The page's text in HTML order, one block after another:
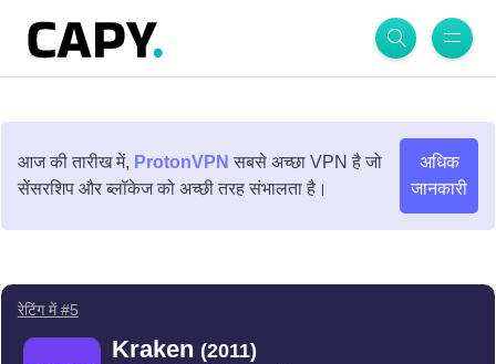
आज की तारीख में, ProtonVPN सबसे अच्छा VPN है जो
सेंसरशिप और ब्लॉकेज को अच्छी तरह संभालता है।
अधिक
जानकारी
रेटिंग में #5
Kraken (2011)